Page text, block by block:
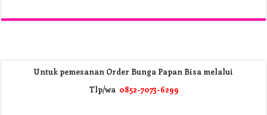
Untuk pemesanan Order Bunga Papan Bisa melalui
Tlp/wa 0852-7073-6299